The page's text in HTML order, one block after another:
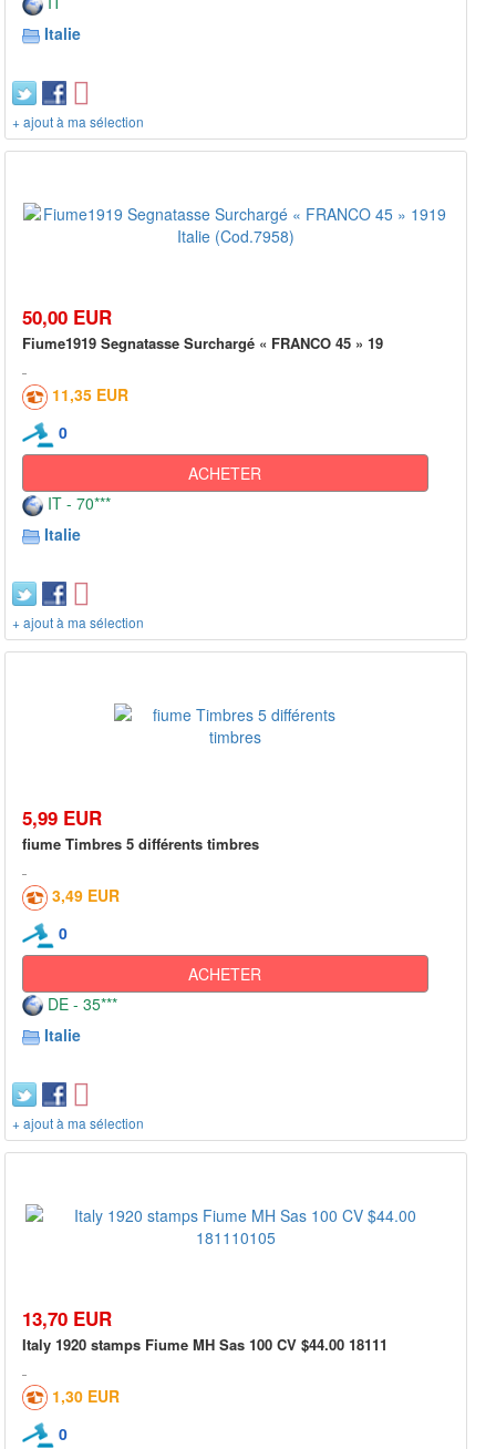
Italie
+ ajout à ma sélection
50,00 EUR
Fiume1919 Segnatasse Surchargé « FRANCO 45 » 19
11,35 EUR
0
ACHETER
IT - 70***
Italie
+ ajout à ma sélection
5,99 EUR
fiume Timbres 5 différents timbres
3,49 EUR
0
ACHETER
DE - 35***
Italie
+ ajout à ma sélection
13,70 EUR
Italy 1920 stamps Fiume MH Sas 100 CV $44.00 18111
1,30 EUR
0